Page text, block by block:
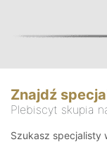
Znajdź
Plebiscyt skupia
Szukasz specjalisty